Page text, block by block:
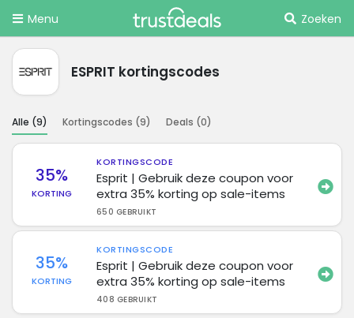
Menu Zoeken
ESPRIT kortingscodes
Alle (9) Kortingscodes (9) Deals (0)
35%
KORTING
KORTINGSCODE
Esprit | Gebruik deze coupon voor
extra 35% korting op sale-items
650 GEBRUIKT
35%
KORTING
KORTINGSCODE
Esprit | Gebruik deze coupon voor
extra 35% korting op sale-items
408 GEBRUIKT